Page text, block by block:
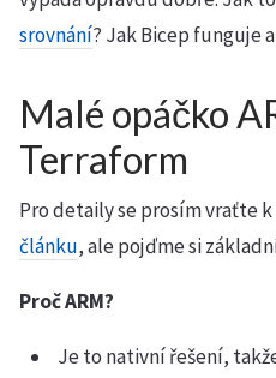
srovnání? Jak Bicep funguje
Malé opáčko
Terraform
Pro detaily se prosím vraťte
článku, ale pojďme si
Proč ARM?
Je to nativní řešení,